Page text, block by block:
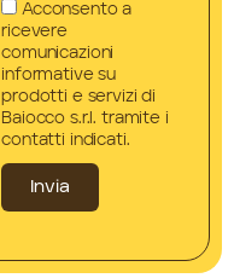
Acconsento a
ricevere
comunicazioni
informative su
prodotti e servizi di
Baiocco s.r.l. tramite i
contatti indicati.
Invia